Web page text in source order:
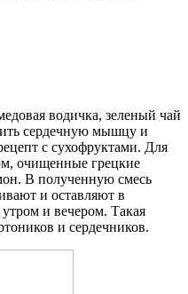
водичка, зеленый чай
сердечную мышцу и
с сухофруктами. Для
очищенные грецкие
В полученную смесь
и оставляют в
и вечером. Такая
и сердечников.